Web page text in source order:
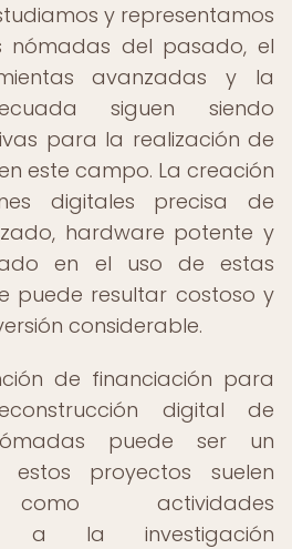
y representamos
nómadas del pasado, el
avanzadas y la
siguen siendo
para la realización de
este campo. La creación
digitales precisa de
hardware potente y
en el uso de estas
puede resultar costoso y
considerable.
de financiación para
digital de
puede ser un
proyectos suelen
como actividades
a la investigación